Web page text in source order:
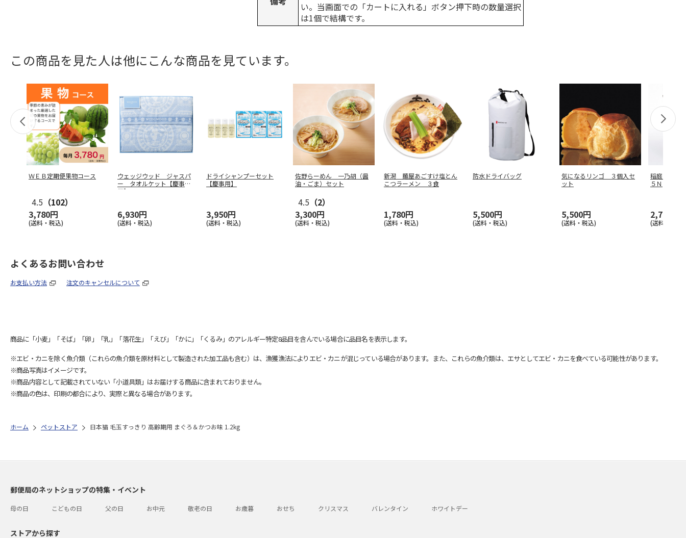
い。当画面での「カートに入れる」ボタン押下時の数量選択
は1個で結構です。
この商品を見た人は他にこんな商品を見ています。
ＷＥＢ定期便果物コース
4.5 （102）
3,780円
(送料・税込)
ウェッジウッド ジャスパ
ー タオルケット【慶事
用】
6,930円
(送料・税込)
ドライシャンプーセット
【慶事用】
3,950円
(送料・税込)
佐野らーめん 一乃胡（醤
油・ごま）セット
4.5 （2）
3,300円
(送料・税込)
新潟 麺屋あごすけ塩とん
こつラーメン ３食
1,780円
(送料・税込)
防水ドライバッグ
5,500円
(送料・税込)
気になるリンゴ ３個入セ
ット
5,500円
(送料・税込)
稲庭手延う
５Ｎ
2,700円
(送料・税込)
よくあるお問い合わせ
お支払い方法 注文のキャンセルについて
商品に「小麦」「そば」「卵」「乳」「落花生」「えび」「かに」「くるみ」のアレルギー特定8品目を含んでいる場合に品目名を表示します。
※エビ・カニを除く魚介類（これらの魚介類を原材料として製造された加工品も含む）は、漁獲漁法によりエビ・カニが混じっている場合があります。また、これらの魚介類は、エサとしてエビ・カニを食べている可能性があります。
※商品写真はイメージです。
※商品内容として記載されていない「小道具類」はお届けする商品に含まれておりません。
※商品の色は、印刷の都合により、実際と異なる場合があります。
ホーム ペットストア 日本猫 毛玉すっきり 高齢期用 まぐろ＆かつお味 1.2kg
郵便局のネットショップの特集・イベント
母の日 こどもの日 父の日 お中元 敬老の日 お歳暮 おせち クリスマス バレンタイン ホワイトデー
ストアから探す